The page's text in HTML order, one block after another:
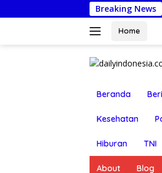
ke
Breaking News
Pasuruan Nonjobkan Anggota
Home
Beranda
Kesehatan
Hiburan TNI
About Blog